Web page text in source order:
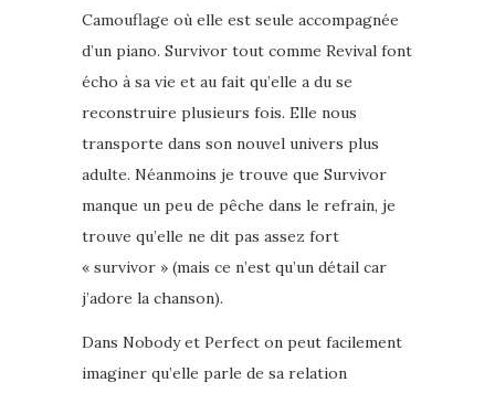
Camouflage où elle est seule accompagnée
d’un piano. Survivor tout comme Revival font
écho à sa vie et au fait qu’elle a du se
reconstruire plusieurs fois. Elle nous
transporte dans son nouvel univers plus
adulte. Néanmoins je trouve que Survivor
manque un peu de pêche dans le refrain, je
trouve qu’elle ne dit pas assez fort
« survivor » (mais ce n’est qu’un détail car
j’adore la chanson).
Dans Nobody et Perfect on peut facilement
imaginer qu’elle parle de sa relation